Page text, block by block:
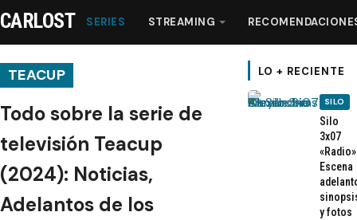
Series
Streaming
Recomendaciones
CARLOST SERIES STREAMING
TEACUP
Todo sobre la serie de
televisión Teacup
(2024): Noticias,
Adelantos de los
LO + RECIENTE
SILO
Silo
3x07
Escena
y fotos